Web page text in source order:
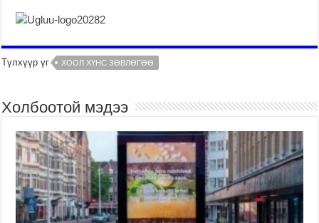
Түлхүүр үг ХООЛ ХҮНС ЗӨВЛӨГӨӨ
Холбоотой мэдээ